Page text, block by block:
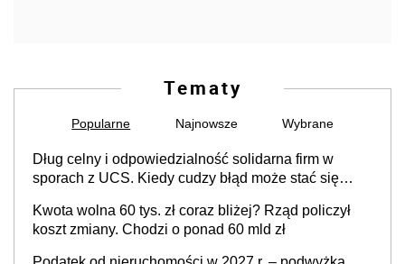
Tematy
Popularne Najnowsze Wybrane
Dług celny i odpowiedzialność solidarna firm w
sporach z UCS. Kiedy cudzy błąd może stać się
Kwota wolna 60 tys. zł coraz bliżej? Rząd policzył
koszt zmiany. Chodzi o ponad 60 mld zł